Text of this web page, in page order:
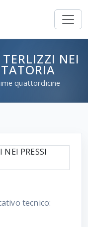
NEI
quattordicine
tecnico: